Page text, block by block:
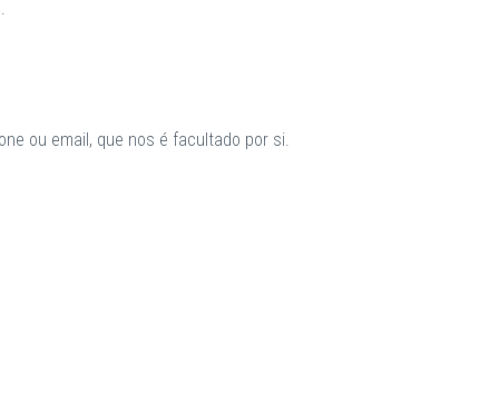
ou email, que nos é facultado por si.